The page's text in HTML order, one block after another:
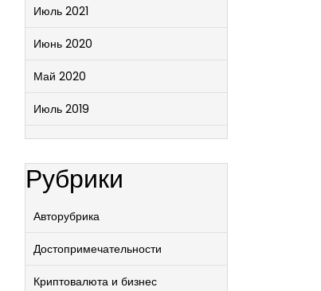
Июль 2021
Июнь 2020
Май 2020
Июль 2019
Рубрики
Авторубрика
Достопримечательности
Криптовалюта и бизнес